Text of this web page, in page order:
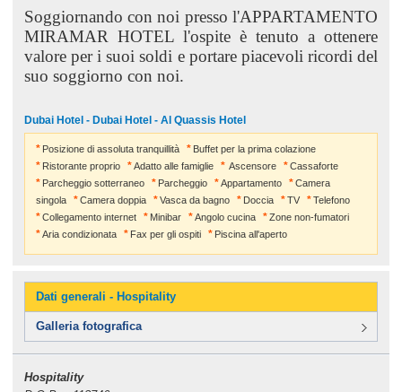
Soggiornando con noi presso l'APPARTAMENTO
MIRAMAR HOTEL l'ospite è tenuto a ottenere
valore per i suoi soldi e portare piacevoli ricordi del
suo soggiorno con noi.
Dubai Hotel - Dubai Hotel - Al Quassis Hotel
Posizione di assoluta tranquillità
Buffet per la prima colazione
Ristorante proprio
Adatto alle famiglie Ascensore
Cassaforte
Parcheggio sotterraneo
Parcheggio Appartamento
Camera
singola
Camera doppia Vasca da bagno Doccia TV
Telefono
Collegamento internet
Minibar Angolo cucina
Zone non-fumatori
Aria condizionata
Fax per gli ospiti Piscina all'aperto
Dati generali - Hospitality
Galleria fotografica
Hospitality